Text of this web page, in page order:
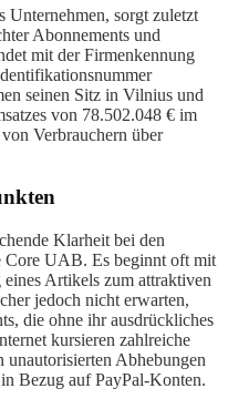
Unternehmen, sorgt zuletzt
Abonnements und
mit der Firmenkennung
seinen Sitz in Vilnius und
von 78.502.048 € im
Verbrauchern über
Klarheit bei den
Core UAB. Es beginnt oft mit
Artikels zum attraktiven
jedoch nicht erwarten,
die ohne ihr ausdrückliches
kursieren zahlreiche
unautorisierten Abhebungen
Bezug auf PayPal-Konten.